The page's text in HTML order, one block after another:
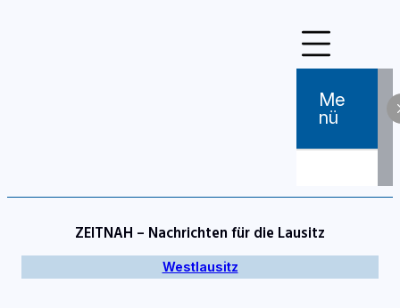
Me
Nü
ZEITNAH – Nachrichten für die Lausitz
Westlausitz